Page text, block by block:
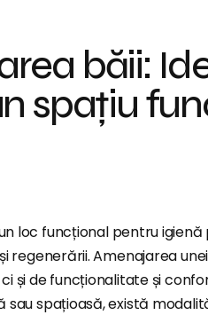
băii:
spațiu
loc funcțional pentru igienă
regenerării. Amenajarea
ci și de funcționalitate și
sau spațioasă, există